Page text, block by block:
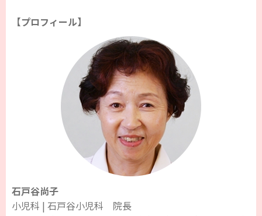
【プロフィール】
石戸谷尚子
小児科 | 石戸谷小児科 院長